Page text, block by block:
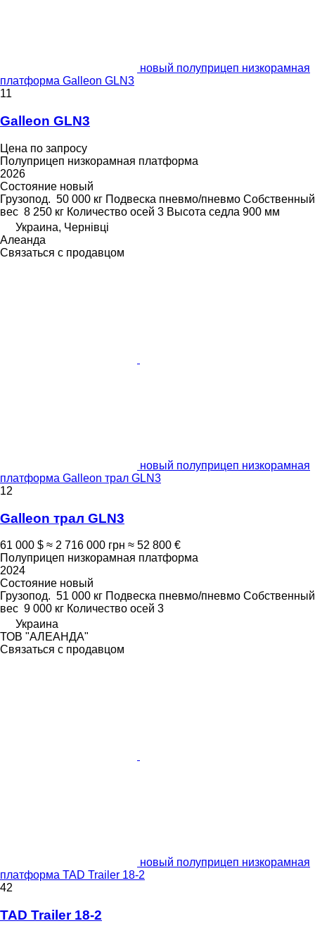
новый полуприцеп низкорамная
платформа Galleon GLN3
11
Galleon GLN3
Цена по запросу
Полуприцеп низкорамная платформа
2026
Состояние новый
Грузопод. 50 000 кг Подвеска пневмо/пневмо Собственный
вес 8 250 кг Количество осей 3 Высота седла 900 мм
Украина, Чернівці
Алеанда
Связаться с продавцом
новый полуприцеп низкорамная
платформа Galleon трал GLN3
12
Galleon трал GLN3
61 000 $ ≈ 2 716 000 грн ≈ 52 800 €
Полуприцеп низкорамная платформа
2024
Состояние новый
Грузопод. 51 000 кг Подвеска пневмо/пневмо Собственный
вес 9 000 кг Количество осей 3
Украина
ТОВ "АЛЕАНДА"
Связаться с продавцом
новый полуприцеп низкорамная
платформа TAD Trailer 18-2
42
TAD Trailer 18-2